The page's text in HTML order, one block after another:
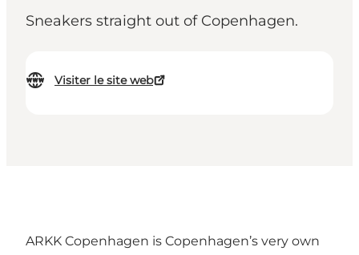
Sneakers straight out of Copenhagen.
Visiter le site web
ARKK Copenhagen is Copenhagen’s very own